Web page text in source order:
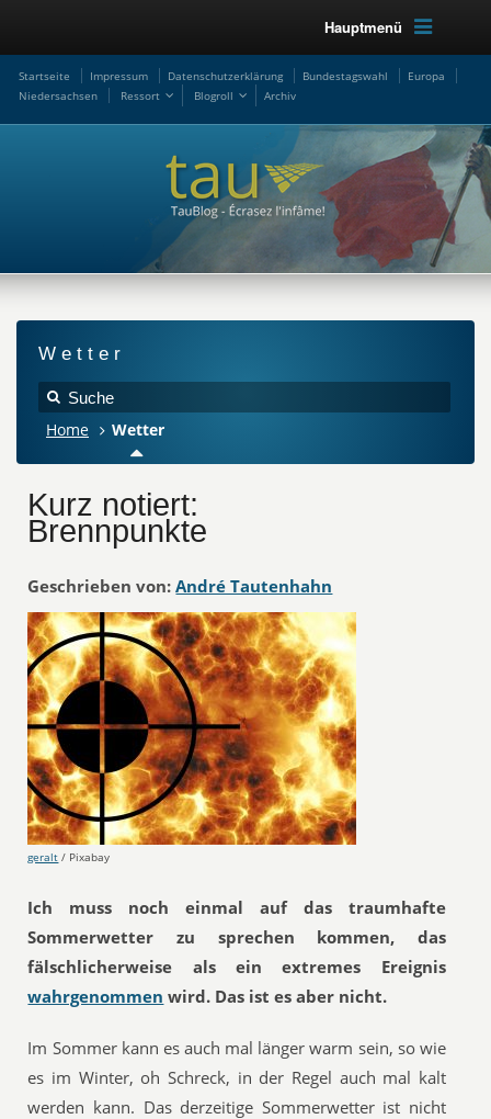
Hauptmenü
Startseite Impressum Datenschutzerklärung Bundestagswahl
Europa
Niedersachsen
Ressort Blogroll Archiv
Wetter
Home Wetter
Kurz notiert:
Brennpunkte
Geschrieben von: André Tautenhahn
geralt / Pixabay
Ich muss noch einmal auf das traumhafte
Sommerwetter zu sprechen kommen, das
fälschlicherweise als ein extremes Ereignis
wahrgenommen wird. Das ist es aber nicht.
Im Sommer kann es auch mal länger warm sein, so wie
es im Winter, oh Schreck, in der Regel auch mal kalt
werden kann. Das derzeitige Sommerwetter ist nicht